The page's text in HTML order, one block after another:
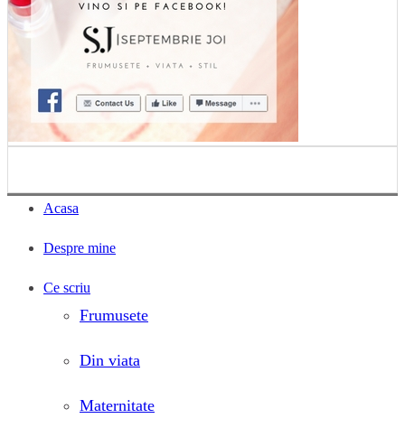
Acasa
Despre mine
Ce scriu
Frumusete
Din viata
Maternitate